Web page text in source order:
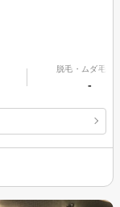
脱毛・ムダ毛処
-